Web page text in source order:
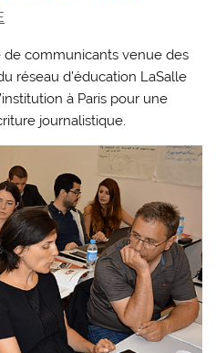
de communicants venue des
réseau d’éducation LaSalle
à Paris pour une
journalistique.